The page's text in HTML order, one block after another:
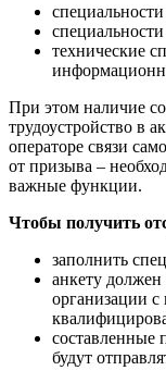
технические
При этом наличие
трудоустройство в
операторе связи
от призыва –
важные функции.
Чтобы получить
заполнить
анкету должен
организации
составленные
будут